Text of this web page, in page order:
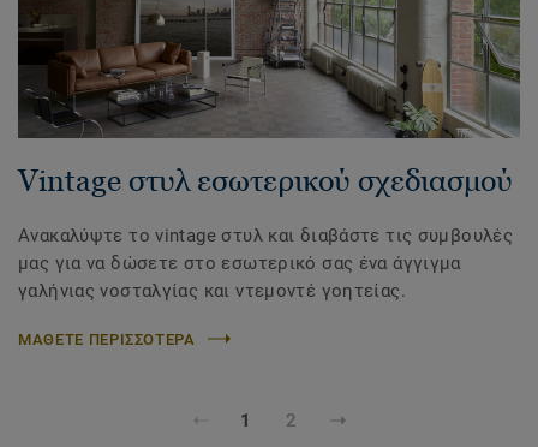
Vintage στυλ εσωτερικού σχεδιασμού
Ανακαλύψτε το vintage στυλ και διαβάστε τις συμβουλές
μας για να δώσετε στο εσωτερικό σας ένα άγγιγμα
γαλήνιας νοσταλγίας και ντεμοντέ γοητείας.
ΜΑΘΕΤΕ ΠΕΡΙΣΣΟΤΕΡΑ
1 2